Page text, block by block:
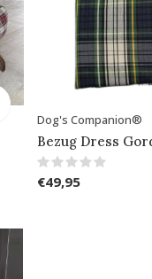
Dog's Companion®
Bezug Dress
€49,95